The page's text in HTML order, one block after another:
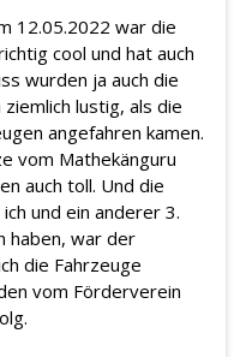
12.05.2022 war die
cool und hat auch
wurden ja auch die
lustig, als die
angefahren kamen.
vom Mathekänguru
auch toll. Und die
und ein anderer 3.
haben, war der
die Fahrzeuge
vom Förderverein